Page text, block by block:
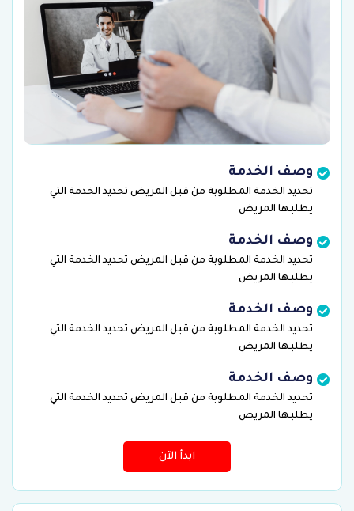
وصف الخدمة
تحديد الخدمة المطلوبة من قبل المريض تحديد الخدمة التي
يطلبها المريض
وصف الخدمة
تحديد الخدمة المطلوبة من قبل المريض تحديد الخدمة التي
يطلبها المريض
وصف الخدمة
تحديد الخدمة المطلوبة من قبل المريض تحديد الخدمة التي
يطلبها المريض
وصف الخدمة
تحديد الخدمة المطلوبة من قبل المريض تحديد الخدمة التي
يطلبها المريض
ابدأ الآن